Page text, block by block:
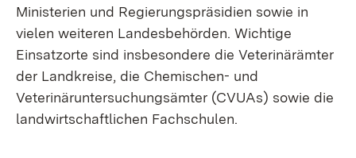
Ministerien und Regierungspräsidien sowie in
vielen weiteren Landesbehörden. Wichtige
Einsatzorte sind insbesondere die Veterinärämter
der Landkreise, die Chemischen- und
Veterinäruntersuchungsämter (CVUAs) sowie die
landwirtschaftlichen Fachschulen.